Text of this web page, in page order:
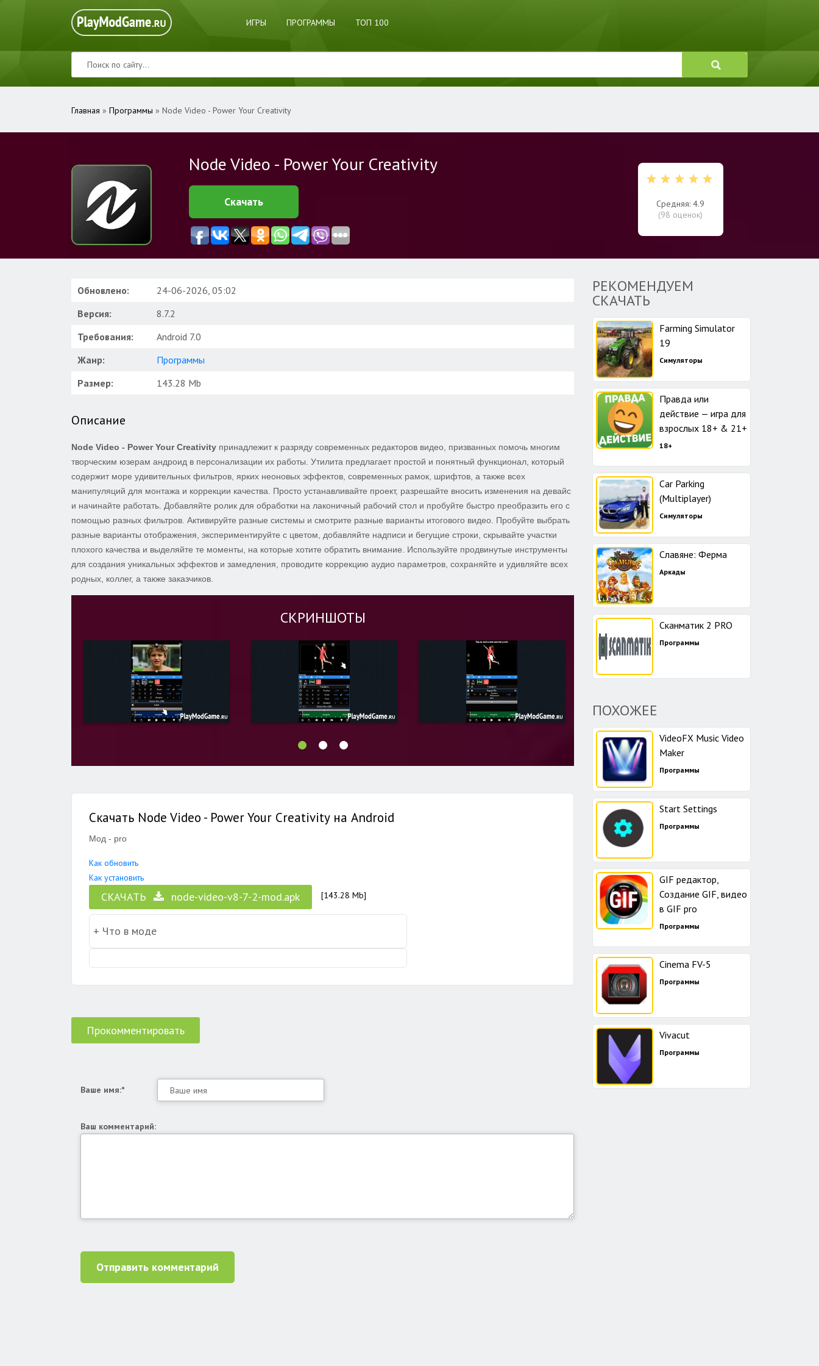
ИГРЫ ПРОГРАММЫ ТОП 100
Главная » Программы » Node Video - Power Your Creativity
Node Video - Power Your Creativity
Скачать
Средняя: 4.9
(98 оценок)
Обновлено:
24-06-2026, 05:02
Версия:
8.7.2
Требования:
Android 7.0
Жанр:
Программы
Размер:
143.28 Mb
Описание
Node Video - Power Your Creativity принадлежит к разряду современных редакторов видео, призванных помочь многим
творческим юзерам андроид в персонализации их работы. Утилита предлагает простой и понятный функционал, который
содержит море удивительных фильтров, ярких неоновых эффектов, современных рамок, шрифтов, а также всех
манипуляций для монтажа и коррекции качества. Просто устанавливайте проект, разрешайте вносить изменения на девайс
и начинайте работать. Добавляйте ролик для обработки на лаконичный рабочий стол и пробуйте быстро преобразить его с
помощью разных фильтров. Активируйте разные системы и смотрите разные варианты итогового видео. Пробуйте выбрать
разные варианты отображения, экспериментируйте с цветом, добавляйте надписи и бегущие строки, скрывайте участки
плохого качества и выделяйте те моменты, на которые хотите обратить внимание. Используйте продвинутые инструменты
для создания уникальных эффектов и замедления, проводите коррекцию аудио параметров, сохраняйте и удивляйте всех
родных, коллег, а также заказчиков.
СКРИНШОТЫ
Скачать Node Video - Power Your Creativity на Android
Мод - pro
Как обновить
Как установить
СКАЧАТЬ node-video-v8-7-2-mod.apk [143.28 Mb]
Прокомментировать
Ваше имя:*
Ваш комментарий:
Отправить комментарий
РЕКОМЕНДУЕМ
СКАЧАТЬ
Farming Simulator
19
Симуляторы
Правда или
действие — игра для
взрослых 18+ & 21+
18+
Car Parking
(Multiplayer)
Симуляторы
Славяне: Ферма
Аркады
Сканматик 2 PRO
Программы
ПОХОЖЕЕ
VideoFX Music Video
Maker
Программы
Start Settings
Программы
GIF редактор,
Создание GIF, видео
в GIF pro
Программы
Cinema FV-5
Программы
Vivacut
Программы